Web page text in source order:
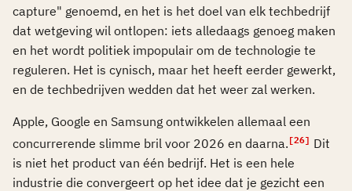
capture" genoemd, en het is het doel van elk techbedrijf
dat wetgeving wil ontlopen: iets alledaags genoeg maken
en het wordt politiek impopulair om de technologie te
reguleren. Het is cynisch, maar het heeft eerder gewerkt,
en de techbedrijven wedden dat het weer zal werken.
Apple, Google en Samsung ontwikkelen allemaal een
concurrerende slimme bril voor 2026 en daarna. [26] Dit
is niet het product van één bedrijf. Het is een hele
industrie die convergeert op het idee dat je gezicht een